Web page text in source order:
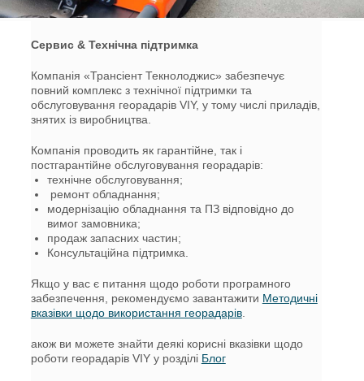
продукцію можна в B.E.S.T
Elektronik GmbH
more detailes>
Сервис & Технічна підтримка
Компанія «Трансіент Текнолоджис» забезпечує
повний комплекс з технічної підтримки та
обслуговування георадарів VIY, у тому числі приладів,
знятих із виробництва.
Компанія проводить як гарантійне, так і
постгарантійне обслуговування георадарів:
технічне обслуговування;
ремонт обладнання;
модернізацію обладнання та ПЗ відповідно до
вимог замовника;
продаж запасних частин;
Консультаційна підтримка.
Якщо у вас є питання щодо роботи програмного
забезпечення, рекомендуємо завантажити Методичні
вказівки щодо використання георадарів.
акож ви можете знайти деякі корисні вказівки щодо
роботи георадарів VIY у розділі Блог